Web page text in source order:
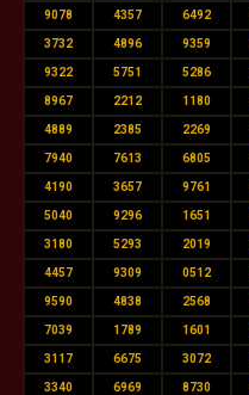
9078 4357 6492
3732 4896 9359
9322 5751 5286
8967 2212 1180
4889 2385 2269
7940 7613 6805
4190 3657 9761
5040 9296 1651
3180 5293 2019
4457 9309 0512
9590 4838 2568
7039 1789 1601
3117 6675 3072
3340 6969 8730